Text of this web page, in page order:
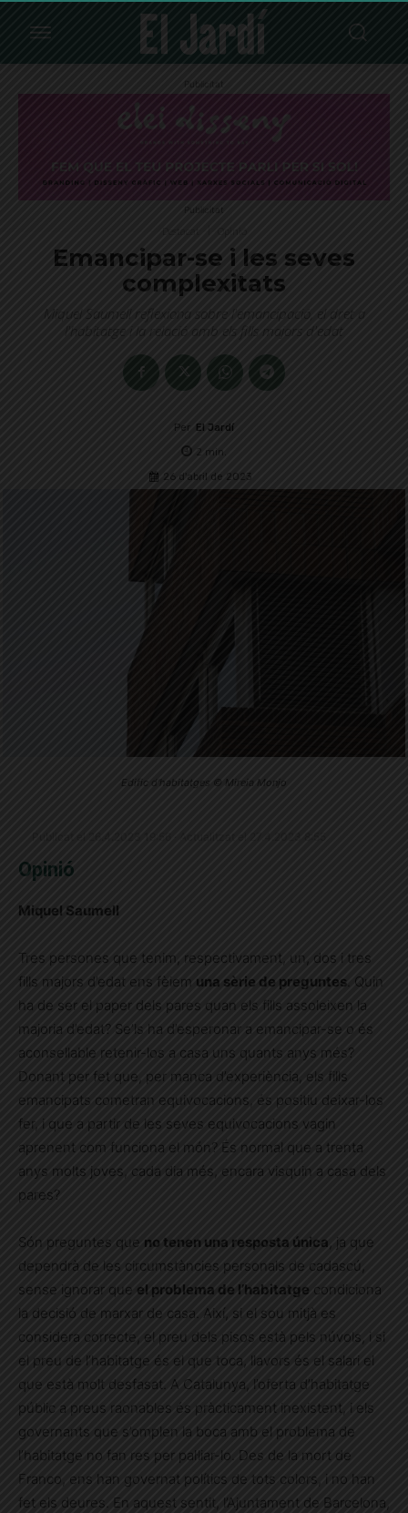
Publicitat
Publicitat
​​Emancipar-se i les seves
complexitats
Miquel Saumell reflexiona sobre l'emancipació, el dret a
l'habitatge i la relació amb els fills majors d'edat
Per El Jardí
2 min.
26 d'abril de 2023
Edific d'habitatges © Mireia Monjo
Opinió
Miquel Saumell
Tres persones que tenim, respectivament, un, dos i tres
fills majors d’edat ens fèiem una sèrie de preguntes. Quin
ha de ser el paper dels pares quan els fills assoleixen la
majoria d’edat? Se’ls ha d’esperonar a emancipar-se o és
aconsellable retenir-los a casa uns quants anys més?
Donant per fet que, per manca d’experiència, els fills
emancipats cometran equivocacions, és positiu deixar-los
fer, i que a partir de les seves equivocacions vagin
aprenent com funciona el món? És normal que a trenta
anys molts joves, cada dia més, encara visquin a casa dels
pares?
Són preguntes que no tenen una resposta única, ja que
dependrà de les circumstàncies personals de cadascú,
sense ignorar que el problema de l’habitatge condiciona
la decisió de marxar de casa. Així, si el sou mitjà es
considera correcte, el preu dels pisos està pels núvols, i si
el preu de l’habitatge és el que toca, llavors és el salari el
que està molt desfasat. A Catalunya, l’oferta d’habitatge
públic a preus raonables és pràcticament inexistent, i els
governants que s’omplen la boca amb el problema de
l’habitatge no fan res per pal·liar-lo. Des de la mort de
Franco, ens han governat polítics de tots colors, i no han
fet els deures. En aquest sentit, l’Ajuntament de Barcelona,